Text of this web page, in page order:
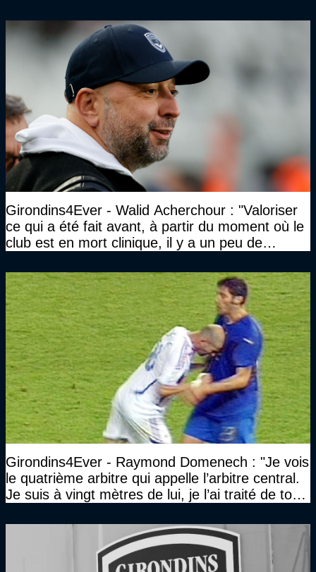
Girondins4Ever - Walid Acherchour : "Valoriser
ce qui a été fait avant, à partir du moment où le
club est en mort clinique, il y a un peu de
Girondins4Ever - Raymond Domenech : "Je vois
le quatrième arbitre qui appelle l’arbitre central.
Je suis à vingt mètres de lui, je l’ai traité de tous